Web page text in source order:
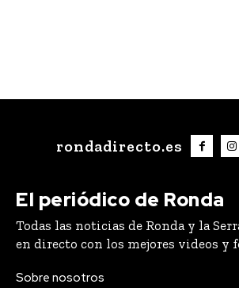
rondadirecto.es
El periódico de Ronda
Todas las noticias de Ronda y la
en directo con los mejores videos y
Sobre nosotros